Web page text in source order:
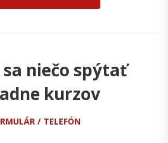
sa niečo spýtať
kurzov
/ TELEFÓN